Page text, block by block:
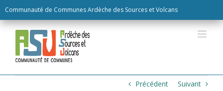
Communauté de Communes Ardèche des Sources et Volcans
to
content
Précédent Suivant